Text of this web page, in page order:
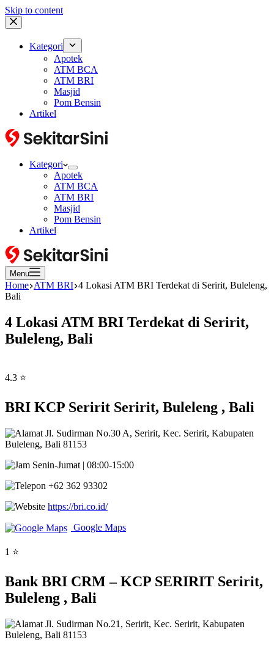
Skip to content
Kategori
Apotek
ATM BCA
ATM BRI
Masjid
Pom Bensin
Artikel
Kategori
Apotek
ATM BCA
ATM BRI
Masjid
Pom Bensin
Artikel
Menu
Home ATM BRI 4 Lokasi ATM BRI Terdekat di Seririt, Buleleng,
Bali
4 Lokasi ATM BRI Terdekat di Seririt,
Buleleng, Bali
4.3 ⭐
BRI KCP Seririt Seririt, Buleleng , Bali
Jl. Sudirman No.30 A, Seririt, Kec. Seririt, Kabupaten
Buleleng, Bali 81153
Senin-Jumat | 08:00-15:00
+62 362 93302
https://bri.co.id/
Google Maps
1 ⭐
Bank BRI CRM – KCP SERIRIT Seririt,
Buleleng , Bali
Jl. Sudirman No.21, Seririt, Kec. Seririt, Kabupaten
Buleleng, Bali 81153